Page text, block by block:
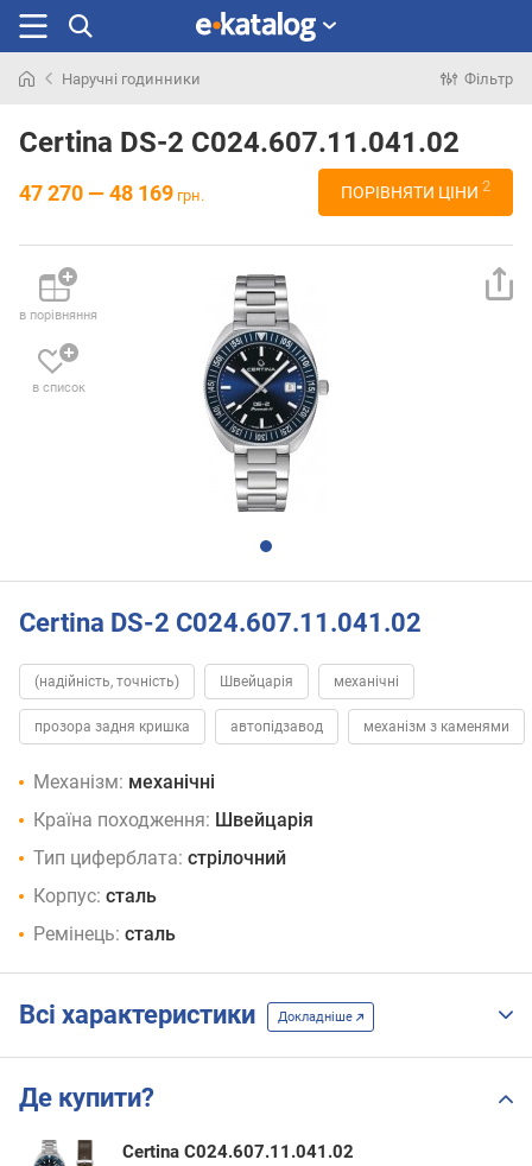
раніше
Наручні годинники Фільтр
Certina DS-2 C024.607.11.041.02
47 270 — 48 169 грн. ПОРІВНЯТИ ЦІНИ 2
в порівняння
в список
Certina DS-2 C024.607.11.041.02
(надійність, точність) Швейцарія механічні
прозора задня кришка автопідзавод механізм з каменями
Механізм: механічні
Країна походження: Швейцарія
Тип циферблата: стрілочний
Корпус: сталь
Ремінець: сталь
Всі характеристики Докладніше
Де купити?
Certina C024.607.11.041.02